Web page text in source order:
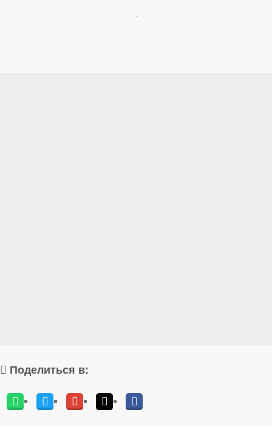
Поделиться в: